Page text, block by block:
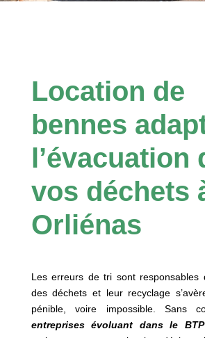
Location de
bennes
l’évacuation
vos déchets
Orliénas
Les erreurs de tri sont responsables
des déchets et leur recyclage
pénible, voire impossible. Sans
entreprises évoluant dans le BTP